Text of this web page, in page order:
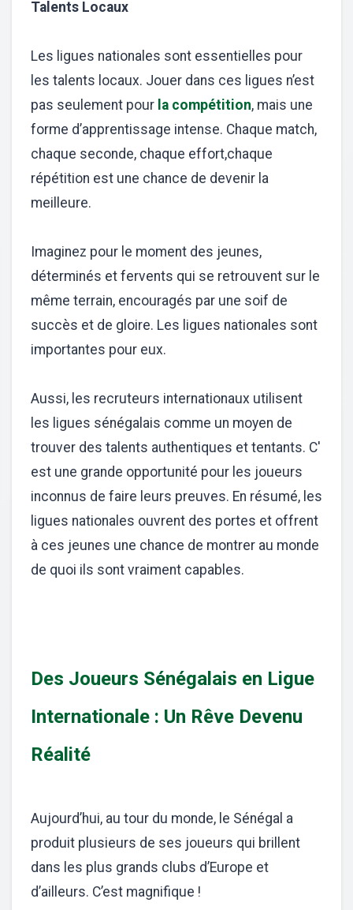
Talents Locaux
Les ligues nationales sont essentielles pour
les talents locaux. Jouer dans ces ligues n’est
pas seulement pour la compétition, mais une
forme d’apprentissage intense. Chaque match,
chaque seconde, chaque effort,chaque
répétition est une chance de devenir la
meilleure.
Imaginez pour le moment des jeunes,
déterminés et fervents qui se retrouvent sur le
même terrain, encouragés par une soif de
succès et de gloire. Les ligues nationales sont
importantes pour eux.
Aussi, les recruteurs internationaux utilisent
les ligues sénégalais comme un moyen de
trouver des talents authentiques et tentants. C'
est une grande opportunité pour les joueurs
inconnus de faire leurs preuves. En résumé, les
ligues nationales ouvrent des portes et offrent
à ces jeunes une chance de montrer au monde
de quoi ils sont vraiment capables.
Des Joueurs Sénégalais en Ligue
Internationale : Un Rêve Devenu
Réalité
Aujourd’hui, au tour du monde, le Sénégal a
produit plusieurs de ses joueurs qui brillent
dans les plus grands clubs d’Europe et
d’ailleurs. C’est magnifique !